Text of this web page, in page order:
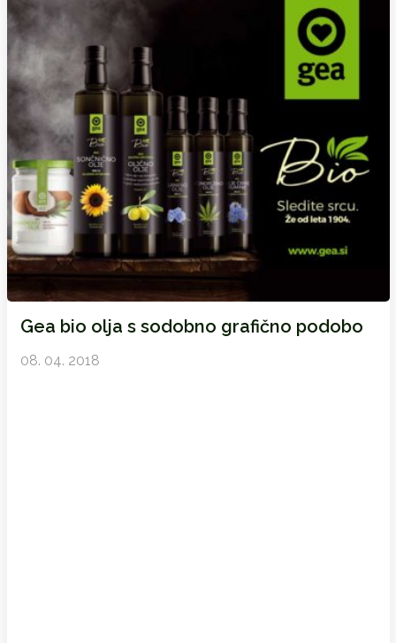
Gea bio olja s sodobno grafično podobo
08. 04. 2018